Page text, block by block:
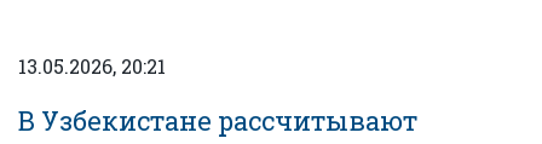
13.05.2026, 20:21
В Узбекистане рассчитывают